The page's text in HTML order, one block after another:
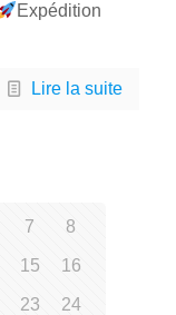
Expédition
Lire la suite
7 8
15 16
23 24